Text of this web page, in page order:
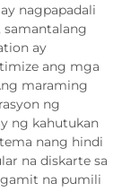
nagpapadali
samantalang
ay
ang mga
maraming
ng
ng kahutukan
nang hindi
na diskarte sa
na pumili